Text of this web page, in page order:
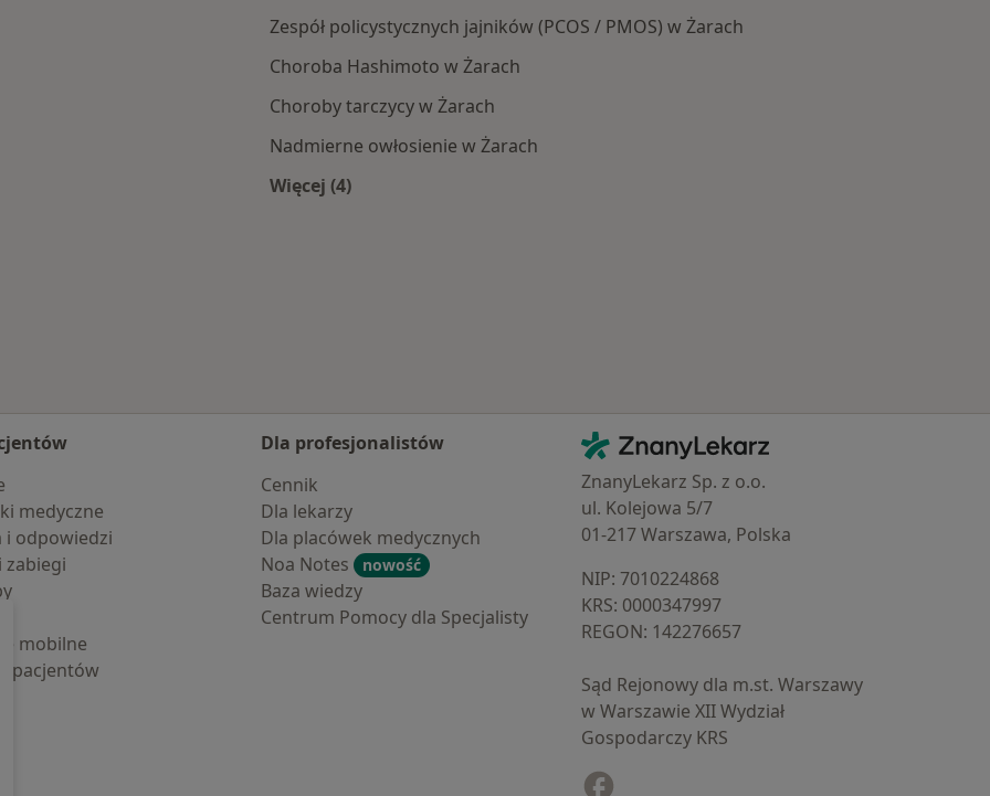
Zespół policystycznych jajników (PCOS / PMOS) w Żarach
Choroba Hashimoto w Żarach
Choroby tarczycy w Żarach
Nadmierne owłosienie w Żarach
Więcej (4)
medyczne
i odpowiedzi
zabiegi
mobilne
pacjentów
Dla profesjonalistów
Cennik
Dla lekarzy
Dla placówek medycznych
Noa Notes
nowość
Baza wiedzy
Centrum Pomocy dla Specjalisty
Kontakt
ZnanyLekarz - Strona główna
ZnanyLekarz Sp. z o.o.
ul. Kolejowa 5/7
01-217 Warszawa, Polska
NIP: ⁠7010224868
KRS: ⁠0000347997
REGON: ⁠142276657
Sąd Rejonowy dla m.st. Warszawy
w Warszawie XII Wydział
Gospodarczy KRS